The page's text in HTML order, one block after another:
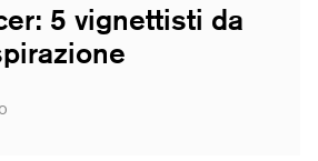
5 vignettisti da